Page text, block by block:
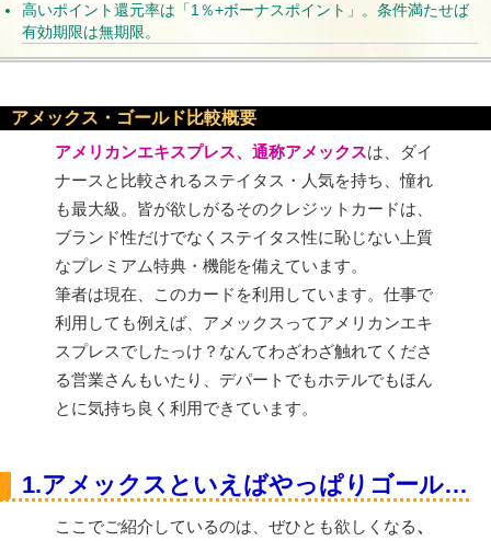
高いポイント還元率は「1％+ボーナスポイント」。条件満たせば
有効期限は無期限。
アメックス・ゴールド比較概要
アメリカンエキスプレス、通称アメックスは、ダイ
ナースと比較されるステイタス・人気を持ち、憧れ
も最大級。皆が欲しがるそのクレジットカードは、
ブランド性だけでなくステイタス性に恥じない上質
なプレミアム特典・機能を備えています。
筆者は現在、このカードを利用しています。仕事で
利用しても例えば、アメックスってアメリカンエキ
スプレスでしたっけ？なんてわざわざ触れてくださ
る営業さんもいたり、デパートでもホテルでもほん
とに気持ち良く利用できています。
1.アメックスといえばやっぱりゴールドが魅力的
ここでご紹介しているのは、ぜひとも欲しくなる、